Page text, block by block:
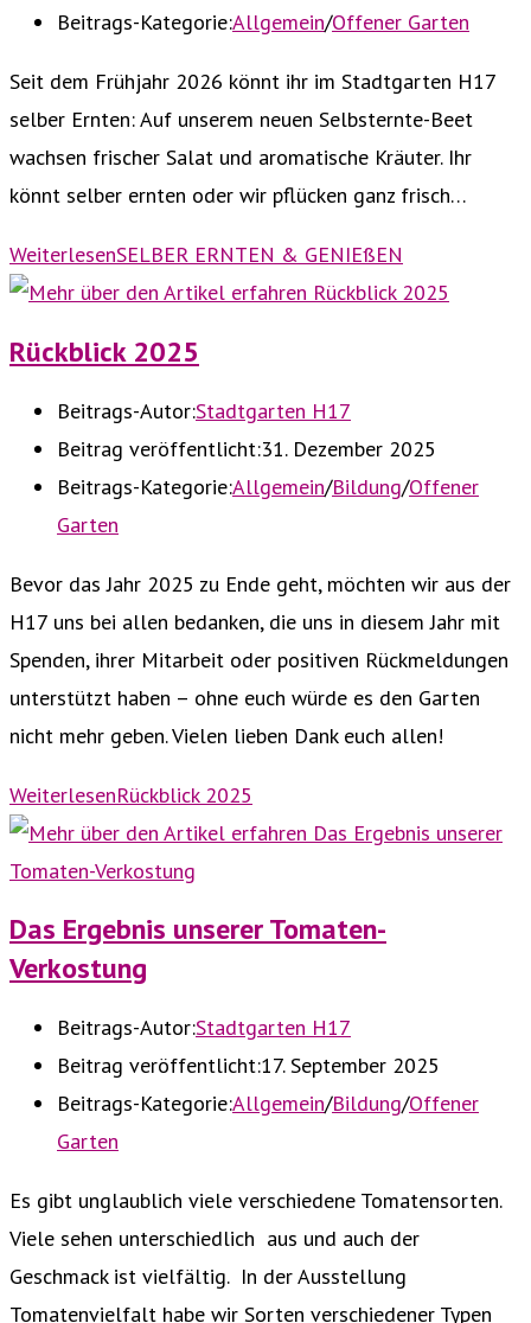
Beitrags-Kategorie:Allgemein/Offener Garten
Seit dem Frühjahr 2026 könnt ihr im Stadtgarten H17
selber Ernten: Auf unserem neuen Selbsternte-Beet
wachsen frischer Salat und aromatische Kräuter. Ihr
könnt selber ernten oder wir pflücken ganz frisch…
WeiterlesenSELBER ERNTEN & GENIEßEN
Rückblick 2025
Beitrags-Autor:Stadtgarten H17
Beitrag veröffentlicht:31. Dezember 2025
Beitrags-Kategorie:Allgemein/Bildung/Offener
Garten
Bevor das Jahr 2025 zu Ende geht, möchten wir aus der
H17 uns bei allen bedanken, die uns in diesem Jahr mit
Spenden, ihrer Mitarbeit oder positiven Rückmeldungen
unterstützt haben – ohne euch würde es den Garten
nicht mehr geben. Vielen lieben Dank euch allen!
WeiterlesenRückblick 2025
Das Ergebnis unserer Tomaten-
Verkostung
Beitrags-Autor:Stadtgarten H17
Beitrag veröffentlicht:17. September 2025
Beitrags-Kategorie:Allgemein/Bildung/Offener
Garten
Es gibt unglaublich viele verschiedene Tomatensorten.
Viele sehen unterschiedlich aus und auch der
Geschmack ist vielfältig. In der Ausstellung
Tomatenvielfalt habe wir Sorten verschiedener Typen